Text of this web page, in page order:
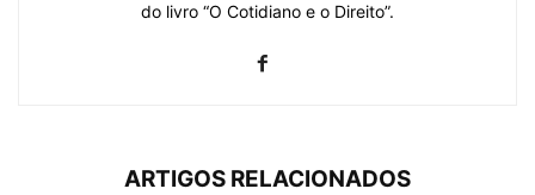
do livro “O Cotidiano e o Direito”.
ARTIGOS RELACIONADOS